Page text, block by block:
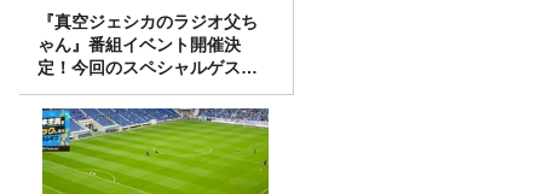
『真空ジェシカのラジオ父ち
ゃん』番組イベント開催決
定！今回のスペシャルゲスト
は、タカアンドトシ！